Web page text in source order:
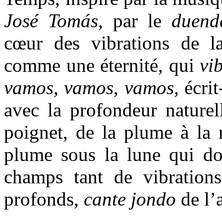
José Tomás, par le
cœur des vibrations de
comme une éternité, qui
vamos, vamos, vamos,
avec la profondeur
poignet, de la plume à la
plume sous la lune qui
champs tant de
profonds, cante jondo de